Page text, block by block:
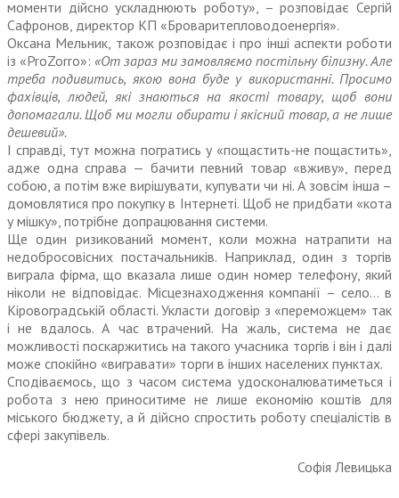
моменти дійсно ускладнюють роботу», – розповідає Сергій
Сафронов, директор КП «Броваритепловодоенергія».
Оксана Мельник, також розповідає і про інші аспекти роботи
із «ProZorro»: «От зараз ми замовляємо постільну білизну. Але
треба подивитись, якою вона буде у використанні. Просимо
фахівців, людей, які знаються на якості товару, щоб вони
допомагали. Щоб ми мог­ли обирати і якісний товар, а не лише
дешевий».
І справді, тут можна погратись у «пощастить-не пощастить»,
адже одна справа — бачити певний товар «вживу», перед
собою, а потім вже вирішувати, купувати чи ні. А зовсім інша –
домовлятися про покупку в Інтернеті. Щоб не придбати «кота
у мішку», потрібне допрацювання системи.
Ще один ризикований момент, коли можна натрапити на
недобросовісних постачальників. Наприклад, один з торгів
виграла фірма, що вказала лише один номер телефону, який
ніколи не відповідає. Місцезнаходження компанії – село… в
Кіровоградській області. Укласти договір з «переможцем» так
і не вдалось. А час втрачений. На жаль, система не дає
можливості поскаржитись на такого учасника торгів і він і далі
може спокійно «вигравати» торги в інших населених пунктах.
Сподіваємось, що з часом система удосконалюватиметься і
робота з нею приноситиме не лише економію коштів для
міського бюджету, а й дійсно спростить роботу спеціалістів в
сфері закупівель.
Софія Левицька